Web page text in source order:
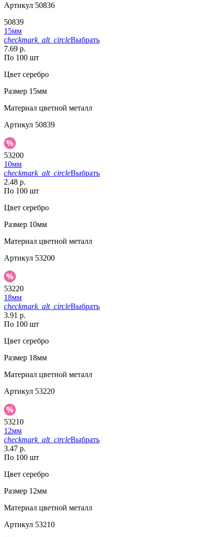
Артикул 50836
50839
15мм
checkmark_alt_circleВыбрать
7.69 р.
По 100 шт
Цвет серебро
Размер 15мм
Материал цветной металл
Артикул 50839
53200
10мм
checkmark_alt_circleВыбрать
2.48 р.
По 100 шт
Цвет серебро
Размер 10мм
Материал цветной металл
Артикул 53200
53220
18мм
checkmark_alt_circleВыбрать
3.91 р.
По 100 шт
Цвет серебро
Размер 18мм
Материал цветной металл
Артикул 53220
53210
12мм
checkmark_alt_circleВыбрать
3.47 р.
По 100 шт
Цвет серебро
Размер 12мм
Материал цветной металл
Артикул 53210